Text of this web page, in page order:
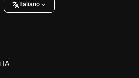
Italiano
IA